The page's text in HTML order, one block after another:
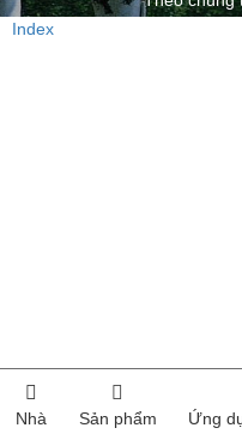
Index
Nhà Sản phẩm Ứng